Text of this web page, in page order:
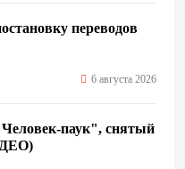
переводов
6 августа 2026
паук", снятый